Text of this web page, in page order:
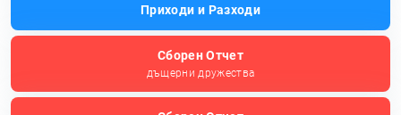
Приходи и Разходи
Сборен Отчет
дъщерни дружества